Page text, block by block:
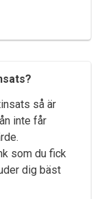
så är
inte får
som du fick
dig bäst